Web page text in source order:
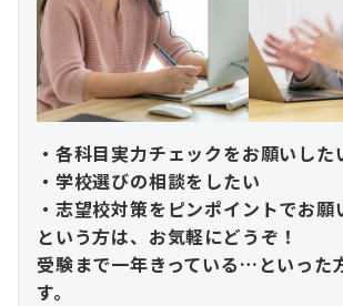
・各科目実力チェックをお願いした
・学校選びの相談をしたい
・志望校対策をピンポイントでお願
という方は、お気軽にどうぞ！
受験まで一年きっている…といった
す。